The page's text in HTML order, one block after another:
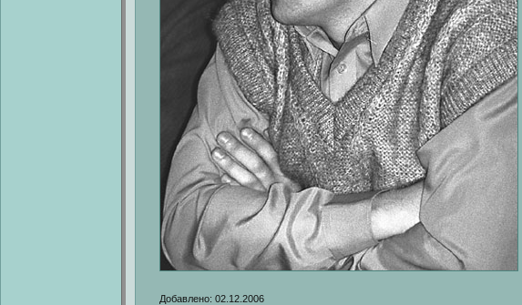
Добавлено: 02.12.2006